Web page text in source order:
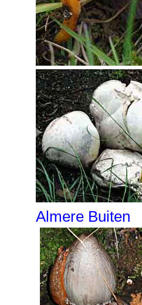
Almere Buiten